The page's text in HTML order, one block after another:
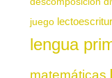
juego
lengua
matemáticas